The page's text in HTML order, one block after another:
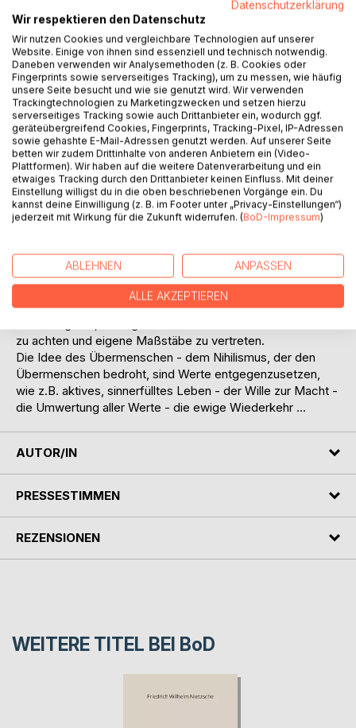
Auf die Merkliste
Titel bewerten
BESCHREIBUNG
Zarathustra steigt nach langem Exil zu den Menschen
Zarathustra hat gelernt, dass Gott tot ist; er will seinen
Zuhörern den Übermenschen lehren und wird zunächst
missverstanden. Auf seinen Wanderungen sucht er sich
Weggefährten, mit denen er über seine Denkweise spricht.
zu achten und eigene Maßstäbe zu vertreten.
Die Idee des Übermenschen - dem Nihilismus, der den
Übermenschen bedroht, sind Werte entgegenzusetzen,
wie z.B. aktives, sinnerfülltes Leben - der Wille zur Macht -
die Umwertung aller Werte - die ewige Wiederkehr ...
AUTOR/IN
PRESSESTIMMEN
REZENSIONEN
WEITERE TITEL BEI BoD
Datenschutzerklärung
Wir respektieren den Datenschutz
Wir nutzen Cookies und vergleichbare Technologien auf unserer
Website. Einige von ihnen sind essenziell und technisch notwendig.
Daneben verwenden wir Analysemethoden (z. B. Cookies oder
Fingerprints sowie serverseitiges Tracking), um zu messen, wie häufig
unsere Seite besucht und wie sie genutzt wird. Wir verwenden
Trackingtechnologien zu Marketingzwecken und setzen hierzu
serverseitiges Tracking sowie auch Drittanbieter ein, wodurch ggf.
geräteübergreifend Cookies, Fingerprints, Tracking-Pixel, IP-Adressen
sowie gehashte E-Mail-Adressen genutzt werden. Auf unserer Seite
betten wir zudem Drittinhalte von anderen Anbietern ein (Video-
Plattformen). Wir haben auf die weitere Datenverarbeitung und ein
etwaiges Tracking durch den Drittanbieter keinen Einfluss. Mit deiner
Einstellung willigst du in die oben beschriebenen Vorgänge ein. Du
kannst deine Einwilligung (z. B. im Footer unter „Privacy-Einstellungen“)
jederzeit mit Wirkung für die Zukunft widerrufen. (BoD-Impressum)
ABLEHNEN ANPASSEN
ALLE AKZEPTIEREN